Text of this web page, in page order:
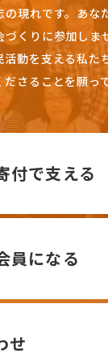
現れです。 あな
くりに参加しま
動を支える私た
さることを願っ
付で支える
員になる
せ